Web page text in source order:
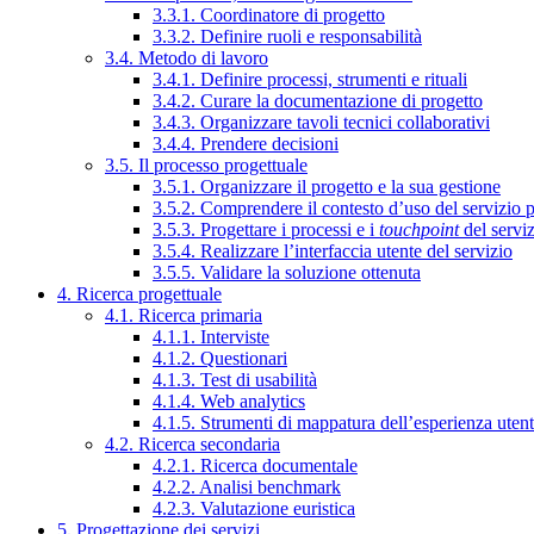
3.3.1. Coordinatore di progetto
3.3.2. Definire ruoli e responsabilità
3.4. Metodo di lavoro
3.4.1. Definire processi, strumenti e rituali
3.4.2. Curare la documentazione di progetto
3.4.3. Organizzare tavoli tecnici collaborativi
3.4.4. Prendere decisioni
3.5. Il processo progettuale
3.5.1. Organizzare il progetto e la sua gestione
3.5.2. Comprendere il contesto d’uso del servizio
3.5.3. Progettare i processi e i touchpointdel
3.5.4. Realizzare l’interfaccia utente del servizio
3.5.5. Validare la soluzione ottenuta
4. Ricerca progettuale
4.1. Ricerca primaria
4.1.1. Interviste
4.1.2. Questionari
4.1.3. Test di usabilità
4.1.4. Web analytics
4.1.5. Strumenti di mappatura dell’esperienza
4.2. Ricerca secondaria
4.2.1. Ricerca documentale
4.2.2. Analisi benchmark
4.2.3. Valutazione euristica
5. Progettazione dei servizi